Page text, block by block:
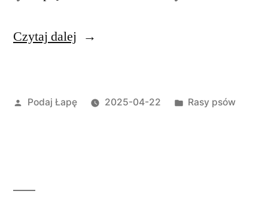
Czytaj dalej „Seter
Biały
Opublikowane
Podaj Łapę 2025-04-22
Opublikowano
Rasy psów